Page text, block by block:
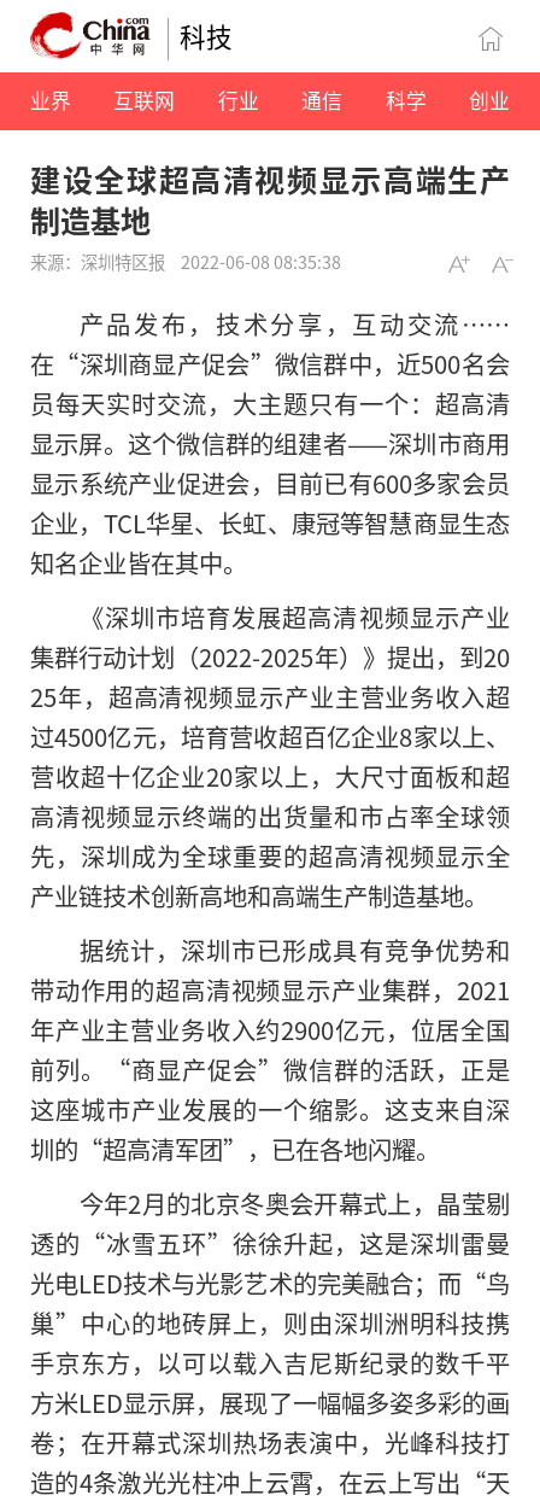
科技
业界 互联网 行业 通信 科学 创业
建设全球超高清视频显示高端生产
制造基地
来源：深圳特区报 2022-06-08 08:35:38
产品发布，技术分享，互动交流……
在“深圳商显产促会”微信群中，近500名会
员每天实时交流，大主题只有一个：超高清
显示屏。这个微信群的组建者——深圳市商用
显示系统产业促进会，目前已有600多家会员
企业，TCL华星、长虹、康冠等智慧商显生态
知名企业皆在其中。
《深圳市培育发展超高清视频显示产业
集群行动计划（2022-2025年）》提出，到20
25年，超高清视频显示产业主营业务收入超
过4500亿元，培育营收超百亿企业8家以上、
营收超十亿企业20家以上，大尺寸面板和超
高清视频显示终端的出货量和市占率全球领
先，深圳成为全球重要的超高清视频显示全
产业链技术创新高地和高端生产制造基地。
据统计，深圳市已形成具有竞争优势和
带动作用的超高清视频显示产业集群，2021
年产业主营业务收入约2900亿元，位居全国
前列。“商显产促会”微信群的活跃，正是
这座城市产业发展的一个缩影。这支来自深
圳的“超高清军团”，已在各地闪耀。
今年2月的北京冬奥会开幕式上，晶莹剔
透的“冰雪五环”徐徐升起，这是深圳雷曼
光电LED技术与光影艺术的完美融合；而“鸟
巢”中心的地砖屏上，则由深圳洲明科技携
手京东方，以可以载入吉尼斯纪录的数千平
方米LED显示屏，展现了一幅幅多姿多彩的画
卷；在开幕式深圳热场表演中，光峰科技打
造的4条激光光柱冲上云霄，在云上写出“天